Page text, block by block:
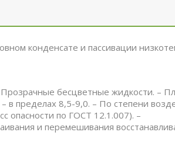
конденсате и пассивации
бесцветные жидкости. –
пределах 8,5-9,0. – По степени
опасности по ГОСТ 12.1.007). –
и перемешивания